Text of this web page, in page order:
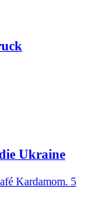
Ukraine
5